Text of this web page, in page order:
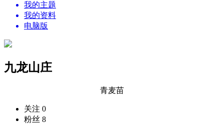
我的主题
我的资料
电脑版
九龙山庄
青麦苗
关注 0
粉丝 8